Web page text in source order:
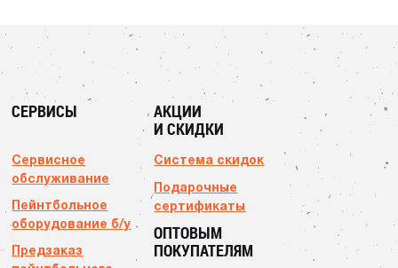
СЕРВИСЫ
Сервисное
обслуживание
Пейнтбольное
оборудование б/у
Предзаказ
АКЦИИ
И СКИДКИ
Система скидок
Подарочные
сертификаты
ОПТОВЫМ
ПОКУПАТЕЛЯМ